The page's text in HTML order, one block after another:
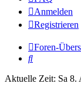
Anmelden
Registrieren
Foren-
Suche
Aktuelle Zeit: Sa 8.